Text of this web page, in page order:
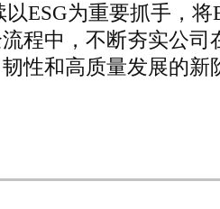
ESG为重要抓手，
程中，不断夯实公司
性和高质量发展的新